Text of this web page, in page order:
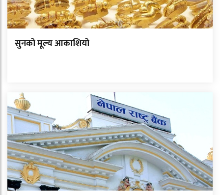
सुनको मूल्य आकाशियो